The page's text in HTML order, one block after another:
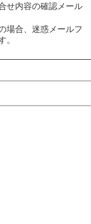
せ内容の確認メール
場合、迷惑メールフ
。